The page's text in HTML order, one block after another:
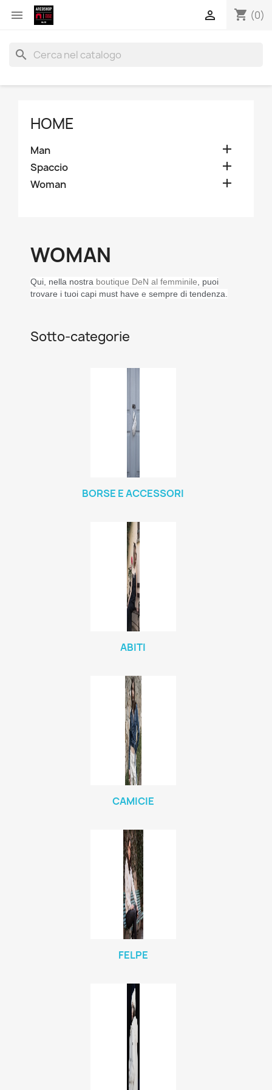
 shopping_cart (0)

search
HOME
Man 
Spaccio 
Woman 
WOMAN
Qui, nella nostra boutique DeN al femminile
puoi
trovare i tuoi capi must have e sempre di tendenza.
Sotto-categorie
BORSE E ACCESSORI
ABITI
CAMICIE
FELPE